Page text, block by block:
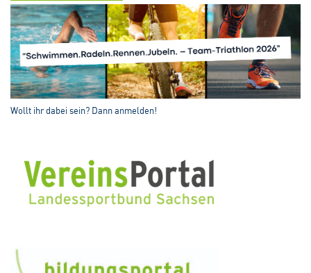
Wollt ihr dabei sein? Dann anmelden!